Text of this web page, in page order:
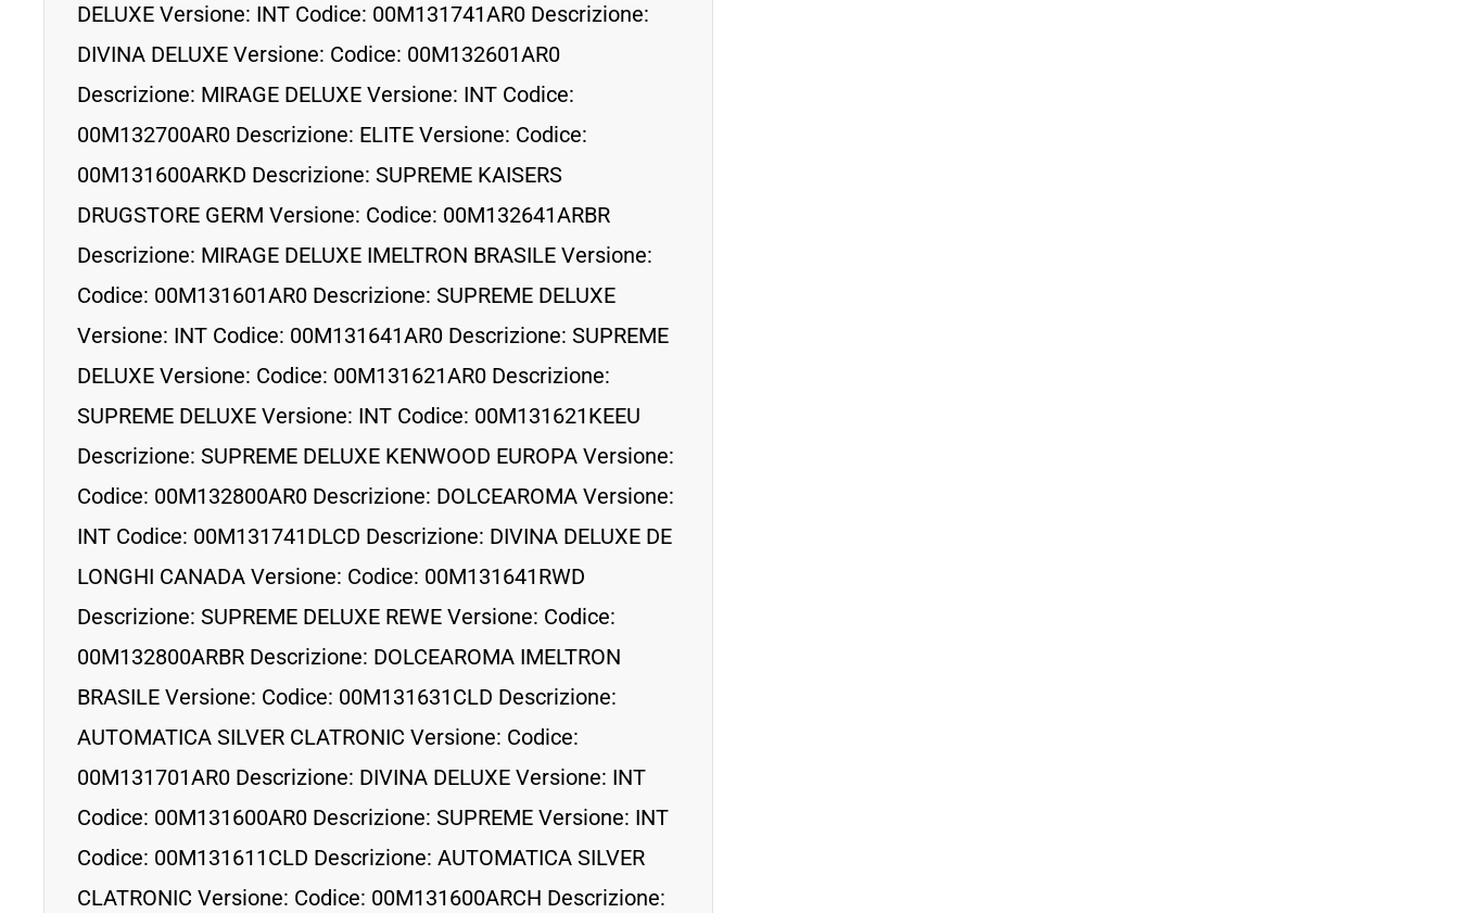
DELUXE Versione: INT Codice: 00M131741AR0 Descrizione:
DIVINA DELUXE Versione: Codice: 00M132601AR0
Descrizione: MIRAGE DELUXE Versione: INT Codice:
00M132700AR0 Descrizione: ELITE Versione: Codice:
00M131600ARKD Descrizione: SUPREME KAISERS
DRUGSTORE GERM Versione: Codice: 00M132641ARBR
Descrizione: MIRAGE DELUXE IMELTRON BRASILE Versione:
Codice: 00M131601AR0 Descrizione: SUPREME DELUXE
Versione: INT Codice: 00M131641AR0 Descrizione: SUPREME
DELUXE Versione: Codice: 00M131621AR0 Descrizione:
SUPREME DELUXE Versione: INT Codice: 00M131621KEEU
Descrizione: SUPREME DELUXE KENWOOD EUROPA Versione:
Codice: 00M132800AR0 Descrizione: DOLCEAROMA Versione:
INT Codice: 00M131741DLCD Descrizione: DIVINA DELUXE DE
LONGHI CANADA Versione: Codice: 00M131641RWD
Descrizione: SUPREME DELUXE REWE Versione: Codice:
00M132800ARBR Descrizione: DOLCEAROMA IMELTRON
BRASILE Versione: Codice: 00M131631CLD Descrizione:
AUTOMATICA SILVER CLATRONIC Versione: Codice:
00M131701AR0 Descrizione: DIVINA DELUXE Versione: INT
Codice: 00M131600AR0 Descrizione: SUPREME Versione: INT
Codice: 00M131611CLD Descrizione: AUTOMATICA SILVER
CLATRONIC Versione: Codice: 00M131600ARCH Descrizione: